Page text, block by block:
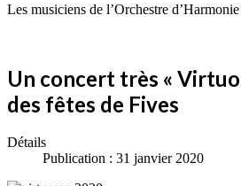
Les musiciens de l’Orchestre
Un concert très «
des fêtes de Fives
Détails
Publication : 31 janvier 2020